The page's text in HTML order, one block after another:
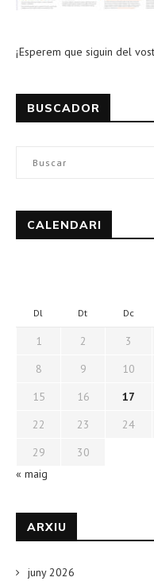
¡Esperem que siguin del
BUSCADOR
CALENDARI
Dl Dt Dc
1 2 3
8
9 10
15
16 17
22
23 24
29
30
« maig
ARXIU
juny 2026